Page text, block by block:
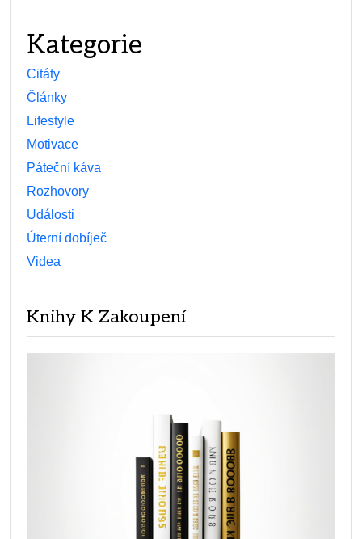
Kategorie
Citáty
Články
Lifestyle
Motivace
Páteční káva
Rozhovory
Události
Úterní dobíječ
Videa
Knihy K Zakoupení